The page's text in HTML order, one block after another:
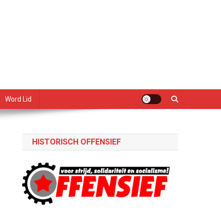
Word Lid
HISTORISCH OFFENSIEF